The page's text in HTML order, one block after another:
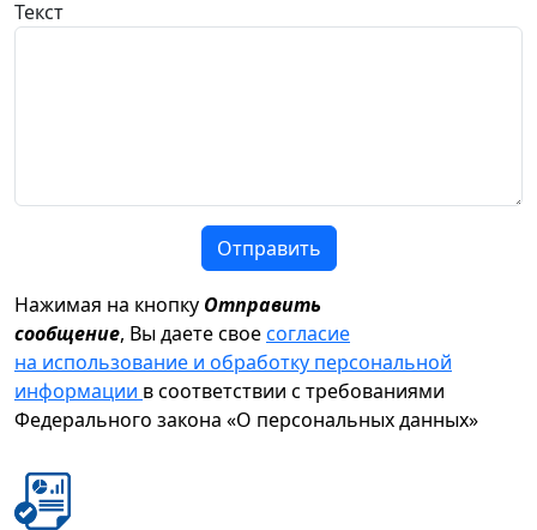
Текст
Отправить
Нажимая на кнопку Отправить
сообщение, Вы даете своесогласие
на использование и обработку персональной
информации в соответствии с требованиями
Федерального закона «О персональных данных»